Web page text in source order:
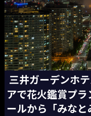
三井ガーデンホ
アで花火鑑賞プ
ールから「みな